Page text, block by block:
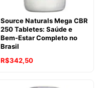
Source Naturals Mega CBR
250 Tabletes: Saúde e
Bem-Estar Completo no
Brasil
R$342,50